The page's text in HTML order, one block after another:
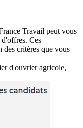
Travail peut vous
d'offres. Ces
des critères que vous
d'ouvrier agricole,